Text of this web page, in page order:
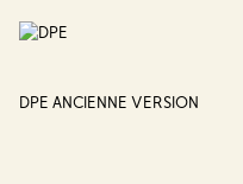
DPE ANCIENNE VERSION